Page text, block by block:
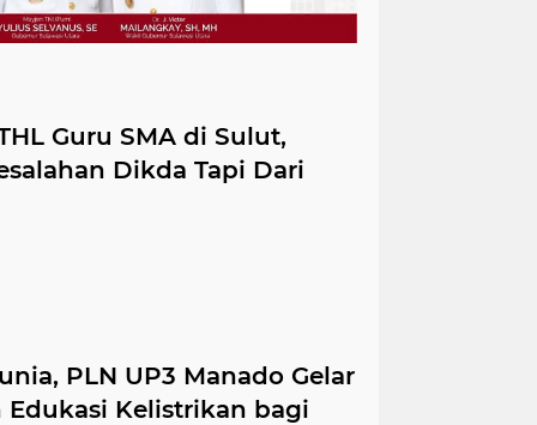
Guru SMA di Sulut,
Dikda Tapi Dari
PLN UP3 Manado Gelar
Kelistrikan bagi